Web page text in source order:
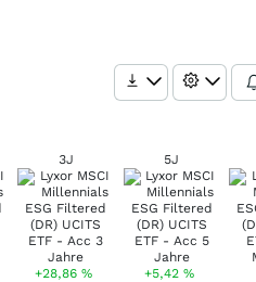
3J
+28,86%
5J
+5,42%